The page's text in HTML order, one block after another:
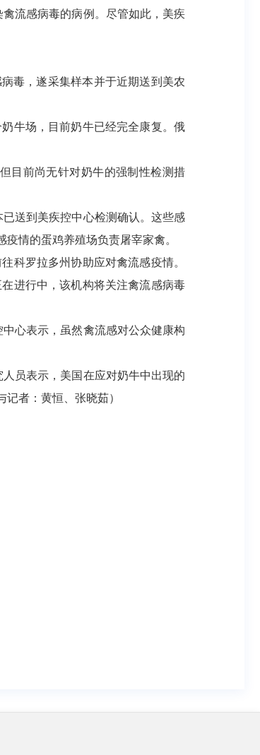
流感病毒的病例。尽管如此，美疾
毒，遂采集样本并于近期送到美农
牛场，目前奶牛已经完全康复。俄
目前尚无针对奶牛的强制性检测措
送到美疾控中心检测确认。这些感
情的蛋鸡养殖场负责屠宰家禽。
罗拉多州协助应对禽流感疫情。
进行中，该机构将关注禽流感病毒
心表示，虽然禽流感对公众健康构
员表示，美国在应对奶牛中出现的
者：黄恒、张晓茹）